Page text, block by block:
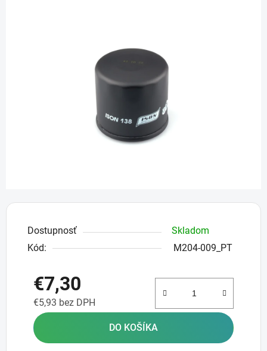
Dostupnosť
Skladom
Kód:
M204-009_PT
€7,30
€5,93 bez DPH
Jednotková cena:
DO KOŠÍKA